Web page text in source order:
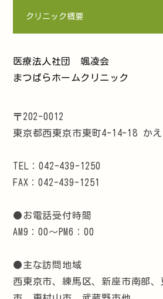
クリニック概要
医療法人社団 颯凌会
まつばらホームクリニック
〒202-0012
東京都西東京市東町4-14-18 かえ
TEL：042-439-1250
FAX：042-439-1251
●お電話受付時間
AM9：00～PM6：00
●主な訪問地域
西東京市、練馬区、新座市南部